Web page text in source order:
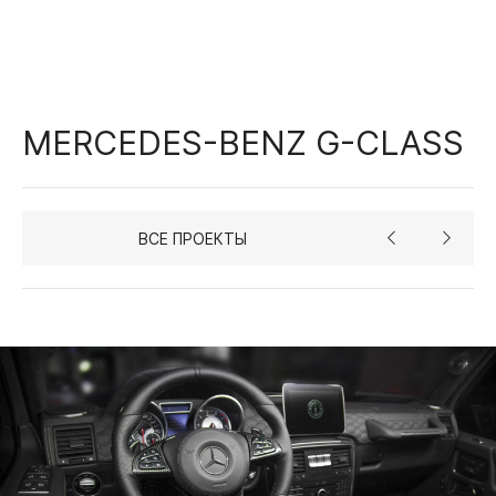
MERCEDES-BENZ G-CLASS
ВСЕ ПРОЕКТЫ